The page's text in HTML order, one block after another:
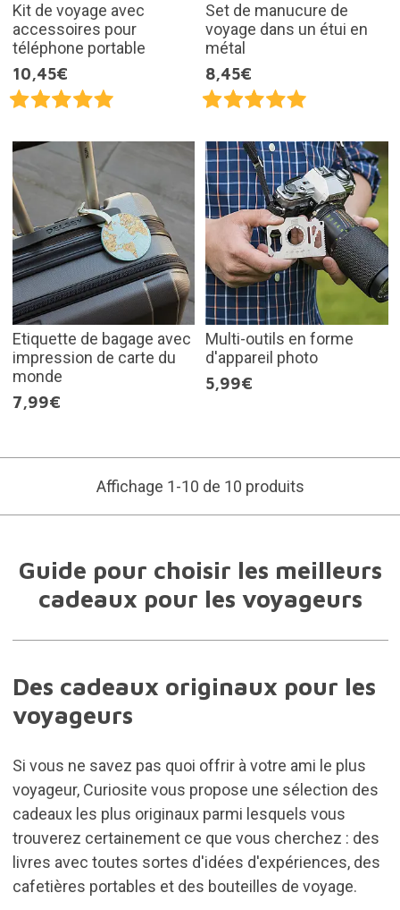
Kit de voyage avec
accessoires pour
téléphone portable
10,45€
Set de manucure de
voyage dans un étui en
métal
8,45€
Etiquette de bagage avec
impression de carte du
monde
7,99€
Multi-outils en forme
d'appareil photo
5,99€
Affichage 1-10 de 10 produits
Guide pour choisir les meilleurs
cadeaux pour les voyageurs
Des cadeaux originaux pour les
voyageurs
Si vous ne savez pas quoi offrir à votre ami le plus
voyageur, Curiosite vous propose une sélection des
cadeaux les plus originaux parmi lesquels vous
trouverez certainement ce que vous cherchez : des
livres avec toutes sortes d'idées d'expériences, des
cafetières portables et des bouteilles de voyage.